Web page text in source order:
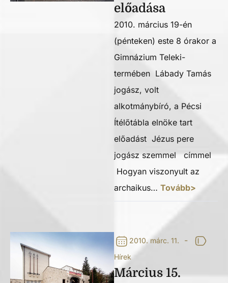
előadása
2010. március 19-én
(pénteken) este 8 órakor a
Gimnázium Teleki-
termében Lábady Tamás
jogász, volt
alkotmánybíró, a Pécsi
Ítélőtábla elnöke tart
előadást Jézus pere
jogász szemmel címmel
Hogyan viszonyult az
archaikus… Tovább>
2010. márc. 11. -
Hírek
Március 15.